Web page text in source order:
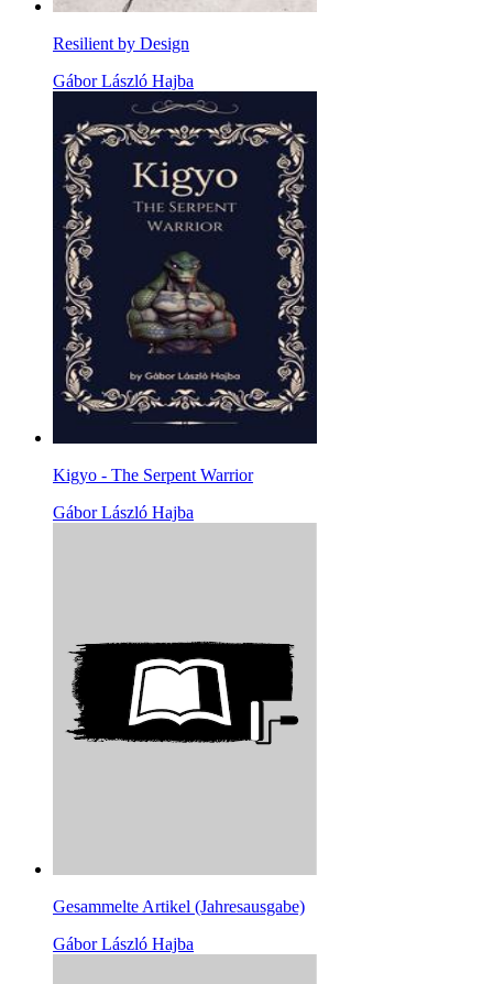
Resilient by Design
Gábor László Hajba
Kigyo - The Serpent Warrior
Gábor László Hajba
Gesammelte Artikel (Jahresausgabe)
Gábor László Hajba